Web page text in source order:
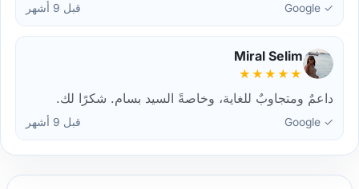
✓ Google قبل 9 أشهر
Miral Selim
★★★★★
داعمٌ ومتجاوبٌ للغاية، وخاصةً السيد بسام. شكرًا لك.
✓ Google قبل 9 أشهر